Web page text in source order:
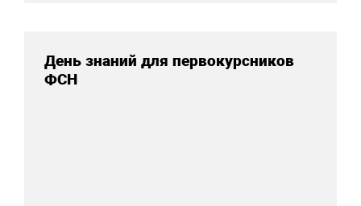
День знаний для первокурсников
ФСН